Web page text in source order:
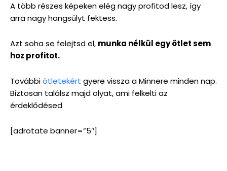
A több részes képeken elég nagy profitod lesz, így
arra nagy hangsúlyt fektess.
Azt soha se felejtsd el, munka nélkül egy ötlet sem
hoz profitot.
Továbbiötletekért gyere vissza a Minnere minden nap.
Biztosan találsz majd olyat, ami felkelti az
érdeklődésed
[adrotate banner=”5″]